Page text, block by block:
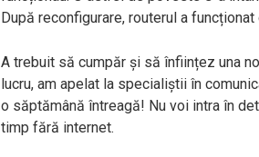
După reconfigurare, routerul a
A trebuit să cumpăr și să înființez una
lucru, am apelat la specialiștii în
o săptămână întreagă! Nu voi intra în
timp fără internet.